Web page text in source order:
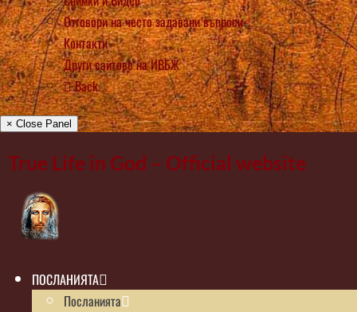
Отговори на често задавани въпроси
Контакти
Други сайтове на ИВБЖ
Back
× Close Panel
True Life in God – Official website
ПОСЛАНИЯТА
Посланията